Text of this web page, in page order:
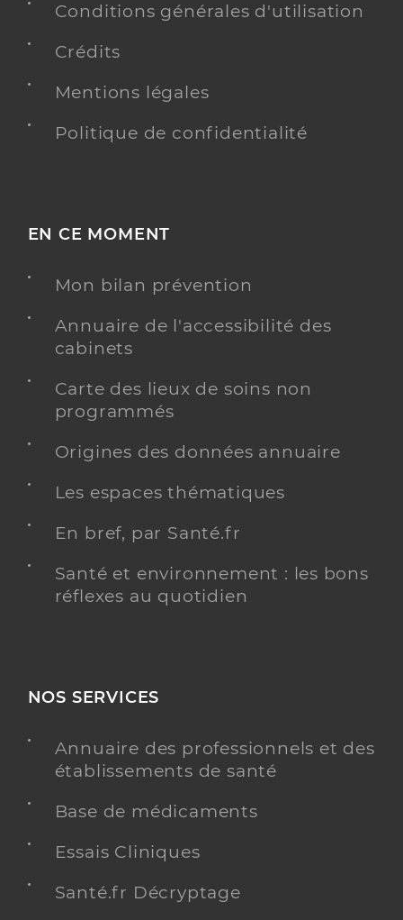
Conditions générales d'utilisation
Crédits
Mentions légales
Politique de confidentialité
EN CE MOMENT
Mon bilan prévention
Annuaire de l'accessibilité des
cabinets
Carte des lieux de soins non
programmés
Origines des données annuaire
Les espaces thématiques
En bref, par Santé.fr
Santé et environnement : les bons
réflexes au quotidien
NOS SERVICES
Annuaire des professionnels et des
établissements de santé
Base de médicaments
Essais Cliniques
Santé.fr Décryptage